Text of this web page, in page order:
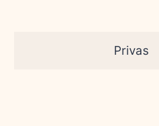
Privas